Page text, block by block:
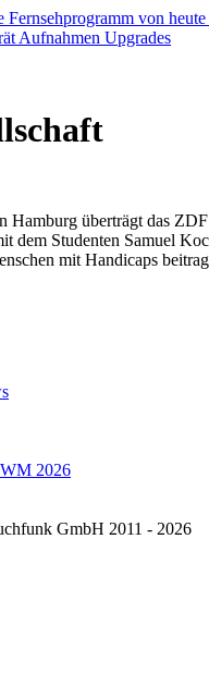
Aufnahmen Upgrades
überträgt das
dem Studenten Samuel
mit Handicaps
2026
GmbH 2011 - 2026